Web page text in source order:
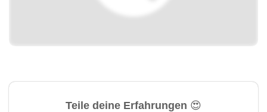
Teile deine Erfahrungen 😍